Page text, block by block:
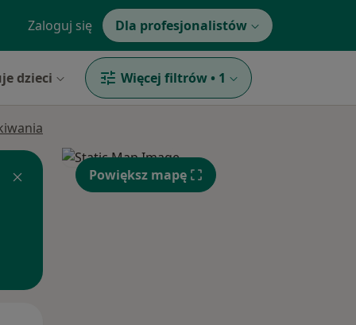
Zaloguj się Dla profesjonalistów
dzieci Więcej filtrów • 1
Powiększ mapę